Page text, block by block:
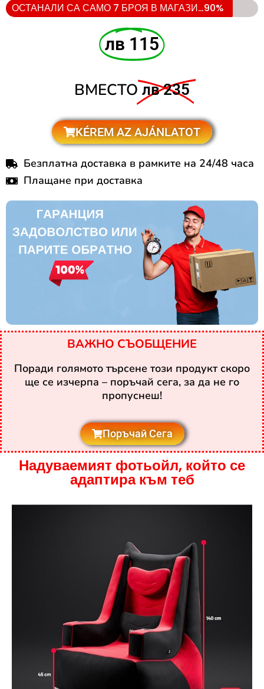
ОСТАНАЛИ СА САМО 7 БРОЯ В МАГАЗИНА90%
лв 115
ВМЕСТО лв 235
KÉREM AZ AJÁNLATOT
Безплатна доставка в рамките на 24/48 часа
Плащане при доставка
ВАЖНО СЪОБЩЕНИЕ
Поради голямото търсене този продукт скоро
ще се изчерпа – поръчай сега, за да не го
пропуснеш!
Поръчай Сега
Надуваемият фотьойл, който се
адаптира към теб